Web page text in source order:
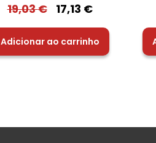
19,03€ 17,13 €
Adicionar ao carrinho